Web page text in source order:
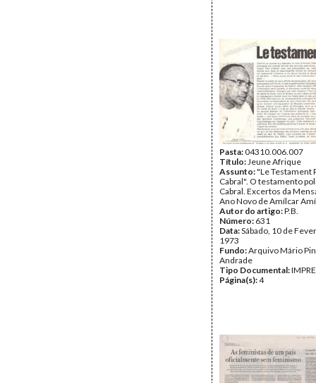
Pasta:04310.006.007
Título:Jeune Afrique
Assunto:"Le Testament
Cabral". O testamento
Cabral. Excertos da
Ano Novo de Amílcar
Autor do artigo:P.B.
Número: 631
Data:Sábado, 10 de
1973
Fundo:Arquivo Mário
Andrade
Tipo Documental:
Página(s):4